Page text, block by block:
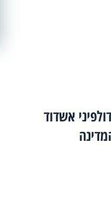
אשדוד